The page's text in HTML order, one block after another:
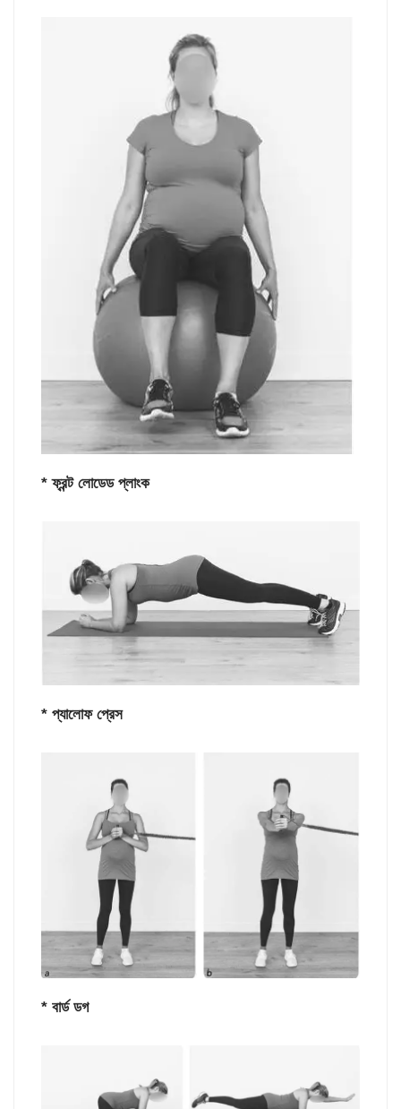
* ফ্রন্ট লোডেড প্লাংক
* প্যালোফ প্রেস
* বার্ড ডগ